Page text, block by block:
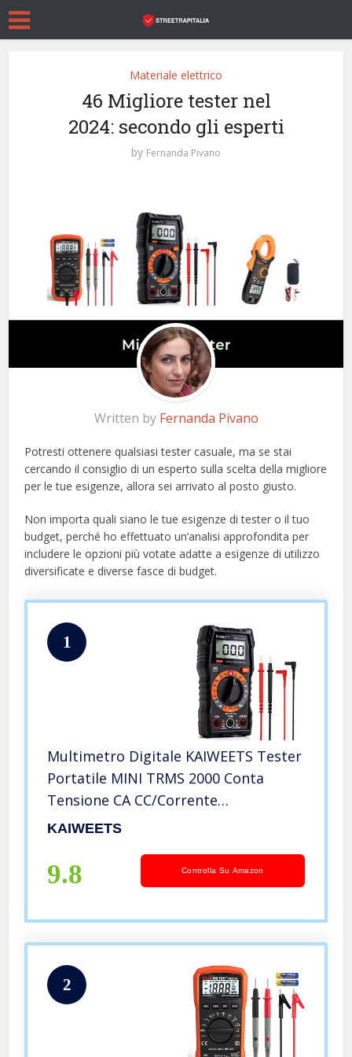
Materiale elettrico
46 Migliore tester nel
2024: secondo gli esperti
by Fernanda Pivano
Written by Fernanda Pivano
Potresti ottenere qualsiasi tester casuale, ma se stai
cercando il consiglio di un esperto sulla scelta della migliore
per le tue esigenze, allora sei arrivato al posto giusto.
Non importa quali siano le tue esigenze di tester o il tuo
budget, perché ho effettuato un’analisi approfondita per
includere le opzioni più votate adatte a esigenze di utilizzo
diversificate e diverse fasce di budget.
1
Multimetro Digitale KAIWEETS Tester
Portatile MINI TRMS 2000 Conta
Tensione CA CC/Corrente
CC/Resistenza/Continuità/Diodi,
KAIWEETS
9.8 Controlla Su Amazon
2